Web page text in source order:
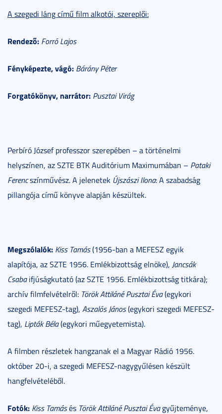
A szegedi láng című film alkotói, szereplői:
Rendező: Forró Lajos
Fényképezte, vágó: Bárány Péter
Forgatókönyv, narrátor: Pusztai Virág
Perbíró József professzor szerepében – a történelmi
helyszínen, az SZTE BTK Auditórium Maximumában – Pataki
Ferencszínművész. A jelenetek Újszászi Ilona: A szabadság
pillangója című könyve alapján készültek.
Megszólalók: Kiss Tamás(1956-ban a MEFESZ egyik
alapítója, az SZTE 1956. Emlékbizottság elnöke), Jancsák
Csabaifjúságkutató (az SZTE 1956. Emlékbizottság titkára);
archív filmfelvételről: Török Attiláné Pusztai Éva(egykori
szegedi MEFESZ-tag), Aszalós János(egykori szegedi MEFESZ-
tag), Lipták Béla(egykori műegyetemista).
A filmben részletek hangzanak el a Magyar Rádió 1956.
október 20-i, a szegedi MEFESZ-nagygyűlésen készült
hangfelvételéből.
Fotók: Kiss Tamásés Török Attiláné Pusztai Évagyűjteménye,